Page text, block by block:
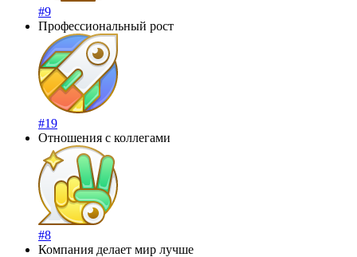
#9
Профессиональный рост
#19
Отношения с коллегами
#8
Компания делает мир лучше